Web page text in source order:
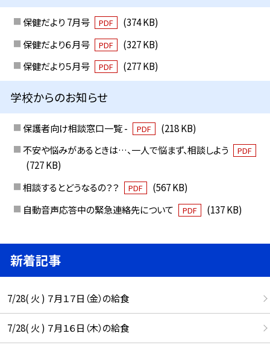
保健だより 7月号 PDF
(374 KB)
保健だより６月号
PDF
(327 KB)
保健だより５月号
PDF (277 KB)
学校からのお知らせ
保護者向け相談窓口一覧 - PDF
(218 KB)
不安や悩みがあるときは…、一人で悩まず、相談しよう
PDF
(727 KB)
相談するとどうなるの？？
PDF
(567 KB)
自動音声応答中の緊急連絡先について
PDF (137 KB)
新着記事
7/28( 火 ) ７月１７日（金）の給食
7/28( 火 ) ７月１６日（木）の給食